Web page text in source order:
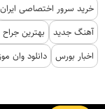
خرید سرور اختصاصی ایران
آهنگ جدید
بهترین
اخبار بورس
دانلود وان